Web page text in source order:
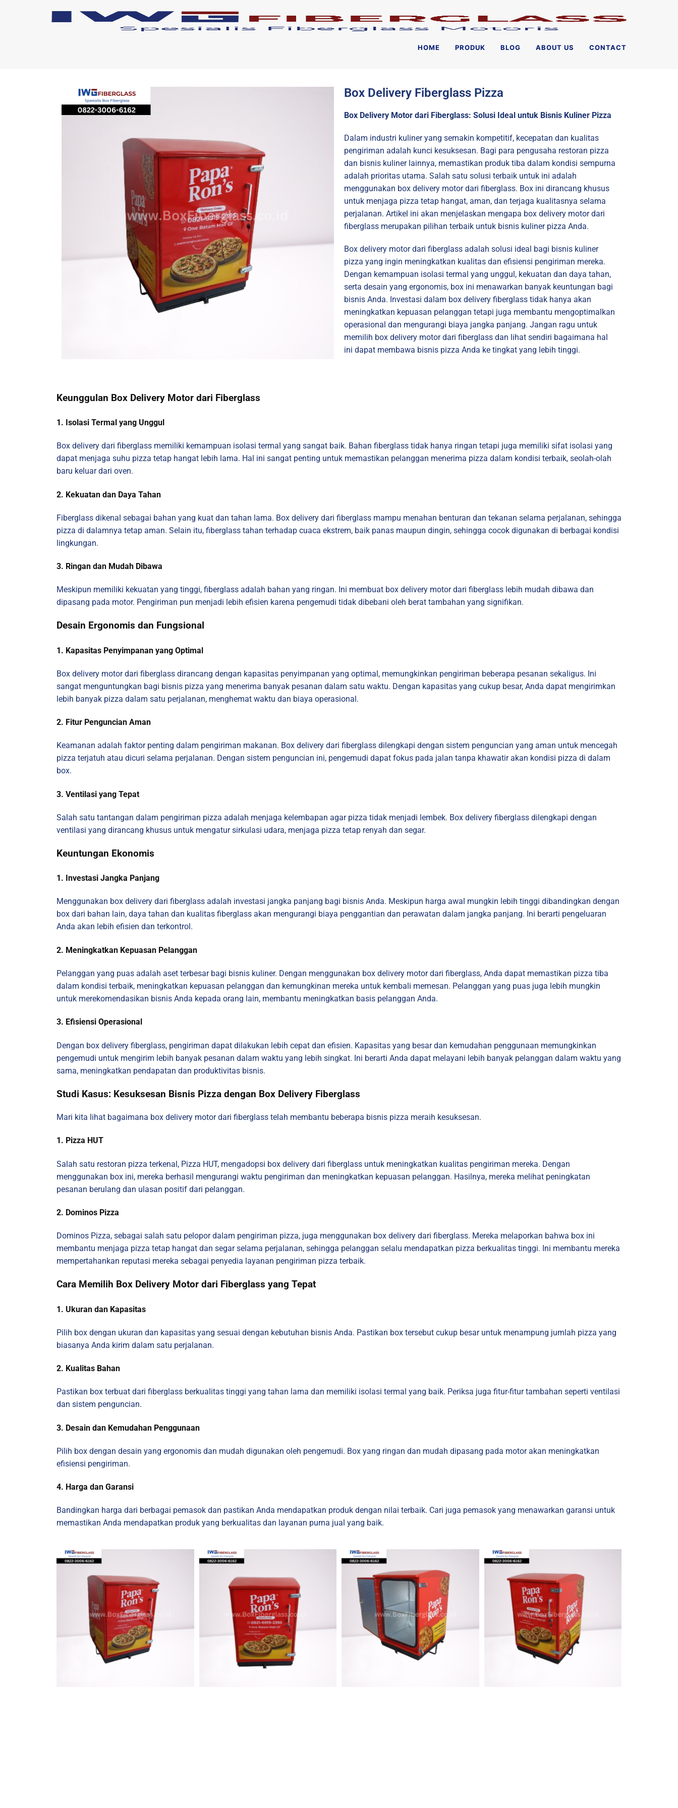
HOME PRODUK BLOG ABOUT US CONTACT
Box Delivery Fiberglass Pizza
Box Delivery Motor dari Fiberglass: Solusi Ideal untuk Bisnis Kuliner Pizza
Dalam industri kuliner yang semakin kompetitif, kecepatan dan kualitas
pengiriman adalah kunci kesuksesan. Bagi para pengusaha restoran pizza
dan bisnis kuliner lainnya, memastikan produk tiba dalam kondisi sempurna
adalah prioritas utama. Salah satu solusi terbaik untuk ini adalah
menggunakan box delivery motor dari fiberglass. Box ini dirancang khusus
untuk menjaga pizza tetap hangat, aman, dan terjaga kualitasnya selama
perjalanan. Artikel ini akan menjelaskan mengapa box delivery motor dari
fiberglass merupakan pilihan terbaik untuk bisnis kuliner pizza Anda.
Box delivery motor dari fiberglass adalah solusi ideal bagi bisnis kuliner
pizza yang ingin meningkatkan kualitas dan efisiensi pengiriman mereka.
Dengan kemampuan isolasi termal yang unggul, kekuatan dan daya tahan,
serta desain yang ergonomis, box ini menawarkan banyak keuntungan bagi
bisnis Anda. Investasi dalam box delivery fiberglass tidak hanya akan
meningkatkan kepuasan pelanggan tetapi juga membantu mengoptimalkan
operasional dan mengurangi biaya jangka panjang. Jangan ragu untuk
memilih box delivery motor dari fiberglass dan lihat sendiri bagaimana hal
ini dapat membawa bisnis pizza Anda ke tingkat yang lebih tinggi.
Keunggulan Box Delivery Motor dari Fiberglass
1. Isolasi Termal yang Unggul
Box delivery dari fiberglass memiliki kemampuan isolasi termal yang sangat baik. Bahan fiberglass tidak hanya ringan tetapi juga memiliki sifat isolasi yang
dapat menjaga suhu pizza tetap hangat lebih lama. Hal ini sangat penting untuk memastikan pelanggan menerima pizza dalam kondisi terbaik, seolah-olah
baru keluar dari oven.
2. Kekuatan dan Daya Tahan
Fiberglass dikenal sebagai bahan yang kuat dan tahan lama. Box delivery dari fiberglass mampu menahan benturan dan tekanan selama perjalanan, sehingga
pizza di dalamnya tetap aman. Selain itu, fiberglass tahan terhadap cuaca ekstrem, baik panas maupun dingin, sehingga cocok digunakan di berbagai kondisi
lingkungan.
3. Ringan dan Mudah Dibawa
Meskipun memiliki kekuatan yang tinggi, fiberglass adalah bahan yang ringan. Ini membuat box delivery motor dari fiberglass lebih mudah dibawa dan
dipasang pada motor. Pengiriman pun menjadi lebih efisien karena pengemudi tidak dibebani oleh berat tambahan yang signifikan.
Desain Ergonomis dan Fungsional
1. Kapasitas Penyimpanan yang Optimal
Box delivery motor dari fiberglass dirancang dengan kapasitas penyimpanan yang optimal, memungkinkan pengiriman beberapa pesanan sekaligus. Ini
sangat menguntungkan bagi bisnis pizza yang menerima banyak pesanan dalam satu waktu. Dengan kapasitas yang cukup besar, Anda dapat mengirimkan
lebih banyak pizza dalam satu perjalanan, menghemat waktu dan biaya operasional.
2. Fitur Penguncian Aman
Keamanan adalah faktor penting dalam pengiriman makanan. Box delivery dari fiberglass dilengkapi dengan sistem penguncian yang aman untuk mencegah
pizza terjatuh atau dicuri selama perjalanan. Dengan sistem penguncian ini, pengemudi dapat fokus pada jalan tanpa khawatir akan kondisi pizza di dalam
box.
3. Ventilasi yang Tepat
Salah satu tantangan dalam pengiriman pizza adalah menjaga kelembapan agar pizza tidak menjadi lembek. Box delivery fiberglass dilengkapi dengan
ventilasi yang dirancang khusus untuk mengatur sirkulasi udara, menjaga pizza tetap renyah dan segar.
Keuntungan Ekonomis
1. Investasi Jangka Panjang
Menggunakan box delivery dari fiberglass adalah investasi jangka panjang bagi bisnis Anda. Meskipun harga awal mungkin lebih tinggi dibandingkan dengan
box dari bahan lain, daya tahan dan kualitas fiberglass akan mengurangi biaya penggantian dan perawatan dalam jangka panjang. Ini berarti pengeluaran
Anda akan lebih efisien dan terkontrol.
2. Meningkatkan Kepuasan Pelanggan
Pelanggan yang puas adalah aset terbesar bagi bisnis kuliner. Dengan menggunakan box delivery motor dari fiberglass, Anda dapat memastikan pizza tiba
dalam kondisi terbaik, meningkatkan kepuasan pelanggan dan kemungkinan mereka untuk kembali memesan. Pelanggan yang puas juga lebih mungkin
untuk merekomendasikan bisnis Anda kepada orang lain, membantu meningkatkan basis pelanggan Anda.
3. Efisiensi Operasional
Dengan box delivery fiberglass, pengiriman dapat dilakukan lebih cepat dan efisien. Kapasitas yang besar dan kemudahan penggunaan memungkinkan
pengemudi untuk mengirim lebih banyak pesanan dalam waktu yang lebih singkat. Ini berarti Anda dapat melayani lebih banyak pelanggan dalam waktu yang
sama, meningkatkan pendapatan dan produktivitas bisnis.
Studi Kasus: Kesuksesan Bisnis Pizza dengan Box Delivery Fiberglass
Mari kita lihat bagaimana box delivery motor dari fiberglass telah membantu beberapa bisnis pizza meraih kesuksesan.
1. Pizza HUT
Salah satu restoran pizza terkenal, Pizza HUT, mengadopsi box delivery dari fiberglass untuk meningkatkan kualitas pengiriman mereka. Dengan
menggunakan box ini, mereka berhasil mengurangi waktu pengiriman dan meningkatkan kepuasan pelanggan. Hasilnya, mereka melihat peningkatan
pesanan berulang dan ulasan positif dari pelanggan.
2. Dominos Pizza
Dominos Pizza, sebagai salah satu pelopor dalam pengiriman pizza, juga menggunakan box delivery dari fiberglass. Mereka melaporkan bahwa box ini
membantu menjaga pizza tetap hangat dan segar selama perjalanan, sehingga pelanggan selalu mendapatkan pizza berkualitas tinggi. Ini membantu mereka
mempertahankan reputasi mereka sebagai penyedia layanan pengiriman pizza terbaik.
Cara Memilih Box Delivery Motor dari Fiberglass yang Tepat
1. Ukuran dan Kapasitas
Pilih box dengan ukuran dan kapasitas yang sesuai dengan kebutuhan bisnis Anda. Pastikan box tersebut cukup besar untuk menampung jumlah pizza yang
biasanya Anda kirim dalam satu perjalanan.
2. Kualitas Bahan
Pastikan box terbuat dari fiberglass berkualitas tinggi yang tahan lama dan memiliki isolasi termal yang baik. Periksa juga fitur-fitur tambahan seperti ventilasi
dan sistem penguncian.
3. Desain dan Kemudahan Penggunaan
Pilih box dengan desain yang ergonomis dan mudah digunakan oleh pengemudi. Box yang ringan dan mudah dipasang pada motor akan meningkatkan
efisiensi pengiriman.
4. Harga dan Garansi
Bandingkan harga dari berbagai pemasok dan pastikan Anda mendapatkan produk dengan nilai terbaik. Cari juga pemasok yang menawarkan garansi untuk
memastikan Anda mendapatkan produk yang berkualitas dan layanan purna jual yang baik.